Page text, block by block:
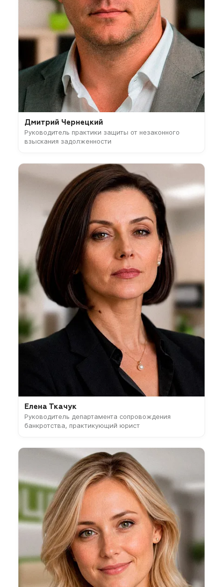
Дмитрий Чернецкий
Руководитель практики защиты от незаконного
взыскания задолженности
Елена Ткачук
Руководитель департамента сопровождения
банкротства, практикующий юрист